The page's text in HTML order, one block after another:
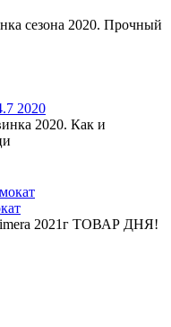
сезона 2020. Прочный
2020
2020. Как и
2021г ТОВАР ДНЯ!